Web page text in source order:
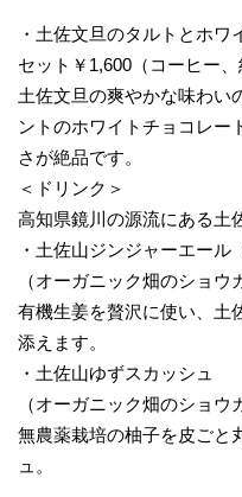
・土佐文旦のタルトとホワ
セット￥1,600（コーヒー、
土佐文旦の爽やかな味わい
ントのホワイトチョコレー
さが絶品です。
＜ドリンク＞
高知県鏡川の源流にある土
・土佐山ジンジャー
（オーガニック畑のショウ
有機生姜を贅沢に使い、土
添えます。
・土佐山ゆずスカッ
（オーガニック畑のショウ
無農薬栽培の柚子を皮ごと
ュ。